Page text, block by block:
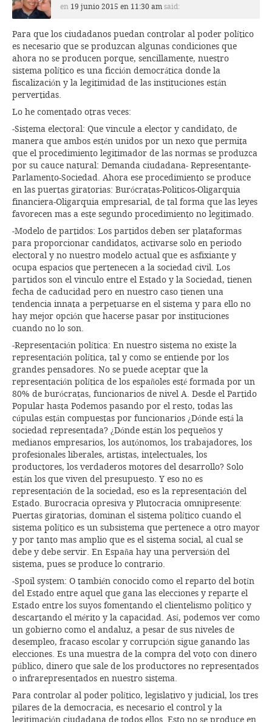
en 19 junio 2015 en 11:30 am said:
Para que los ciudadanos puedan controlar al poder político
es necesario que se produzcan algunas condiciones que
ahora no se producen porque, sencillamente, nuestro
sistema político es una ficción democrática donde la
fiscalización y la legitimidad de las instituciones están
pervertidas.
Lo he comentado otras veces:
-Sistema electoral: Que vincule a elector y candidato, de
manera que ambos estén unidos por un nexo que permita
que el procedimiento legitimador de las normas se produzca
por su cauce natural: Demanda ciudadana- Representante-
Parlamento-Sociedad. Ahora ese procedimiento se produce
en las puertas giratorias: Burócratas-Politicos-Oligarquia
financiera-Oligarquia empresarial, de tal forma que las leyes
favorecen mas a este segundo procedimiento no legitimado.
-Modelo de partidos: Los partidos deben ser plataformas
para proporcionar candidatos, activarse solo en periodo
electoral y no nuestro modelo actual que es asfixiante y
ocupa espacios que pertenecen a la sociedad civil. Los
partidos son el vinculo entre el Estado y la Sociedad, tienen
fecha de caducidad pero en nuestro caso tienen una
tendencia innata a perpetuarse en el sistema y para ello no
hay mejor opción que hacerse pasar por instituciones
cuando no lo son.
-Representación política: En nuestro sistema no existe la
representación política, tal y como se entiende por los
grandes pensadores. No se puede aceptar que la
representación política de los españoles esté formada por un
80% de burócratas, funcionarios de nivel A. Desde el Partido
Popular hasta Podemos pasando por el resto, todas las
cúpulas están compuestas por funcionarios ¿Dónde está la
sociedad representada? ¿Dónde están los pequeños y
medianos empresarios, los autónomos, los trabajadores, los
profesionales liberales, artistas, intelectuales, los
productores, los verdaderos motores del desarrollo? Solo
están los que viven del presupuesto. Y eso no es
representación de la sociedad, eso es la representación del
Estado. Burocracia opresiva y Plutocracia omnipresente:
Puertas giratorias, dominan el sistema político cuando el
sistema político es un subsistema que pertenece a otro mayor
y por tanto mas amplio que es el sistema social, al cual se
debe y debe servir. En España hay una perversión del
sistema, pues se produce lo contrario.
-Spoil system: O también conocido como el reparto del botín
del Estado entre aquel que gana las elecciones y reparte el
Estado entre los suyos fomentando el clientelismo político y
descartando el mérito y la capacidad. Así, podemos ver como
un gobierno como el andaluz, a pesar de sus niveles de
desempleo, fracaso escolar y corrupción sigue ganando las
elecciones. Es una muestra de la compra del voto con dinero
público, dinero que sale de los productores no representados
o infrarepresentados en nuestro sistema.
Para controlar al poder político, legislativo y judicial, los tres
pilares de la democracia, es necesario el control y la
legitimación ciudadana de todos ellos. Esto no se produce en